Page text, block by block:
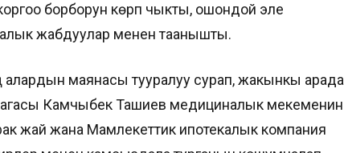
борборун көрүп чыкты, ошондой эле
жабдуулар менен таанышты.
маянасы тууралуу сурап, жакынкы арада
Камчыбек Ташиев медициналык мекеменин
жай жана Мамлекеттик ипотекалык компания